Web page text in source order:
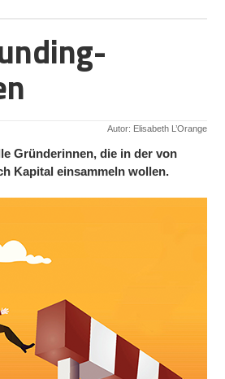
Autor: Elisabeth L’Orange
Gründerinnen, die in der von
Kapital einsammeln wollen.